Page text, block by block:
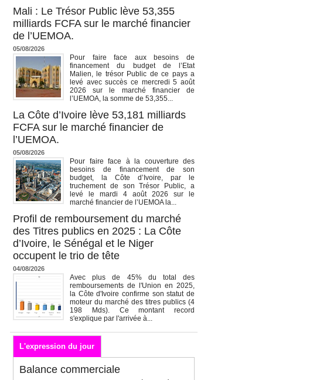
Mali : Le Trésor Public lève 53,355
milliards FCFA sur le marché financier
de l’UEMOA.
05/08/2026
Pour faire face aux besoins de
financement du budget de l’Etat
Malien, le trésor Public de ce pays a
levé avec succès ce mercredi 5 août
2026 sur le marché financier de
l’UEMOA, la somme de 53,355...
La Côte d’Ivoire lève 53,181 milliards
FCFA sur le marché financier de
l’UEMOA.
05/08/2026
Pour faire face à la couverture des
besoins de financement de son
budget, la Côte d’Ivoire, par le
truchement de son Trésor Public, a
levé le mardi 4 août 2026 sur le
marché financier de l’UEMOA la...
Profil de remboursement du marché
des Titres publics en 2025 : La Côte
d’Ivoire, le Sénégal et le Niger
occupent le trio de tête
04/08/2026
Avec plus de 45% du total des
remboursements de l'Union en 2025,
la Côte d'Ivoire confirme son statut de
moteur du marché des titres publics (4
198 Mds). Ce montant record
s'explique par l'arrivée à...
L'expression du jour
Balance commerciale